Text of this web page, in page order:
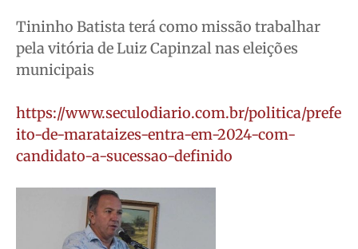
Tininho Batista terá como missão trabalhar
pela vitória de Luiz Capinzal nas eleições
municipais
https://www.seculodiario.com.br/politica/prefe
ito-de-marataizes-entra-em-2024-com-
candidato-a-sucessao-definido